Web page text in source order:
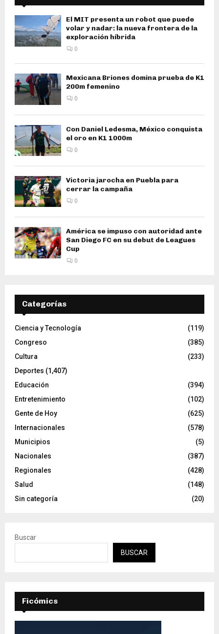
El MIT presenta un robot que puede
volar y nadar: la nueva frontera de la
exploración híbrida
0
Mexicana Briones domina prueba de K1
200m femenino
0
Con Daniel Ledesma, México conquista
el oro en K1 1000m
0
Victoria jarocha en Puebla para
cerrar la campaña
0
América se impuso con autoridad ante
San Diego FC en su debut de Leagues
Cup
0
Categorías
Ciencia y Tecnología
(119)
Congreso
(385)
Cultura
(233)
Deportes (1,407)
Educación
(394)
Entretenimiento
(102)
Gente de Hoy
(625)
Internacionales
(578)
Municipios
(5)
Nacionales
(387)
Regionales
(428)
Salud
(148)
Sin categoría
(20)
Buscar
BUSCAR
Ficómics